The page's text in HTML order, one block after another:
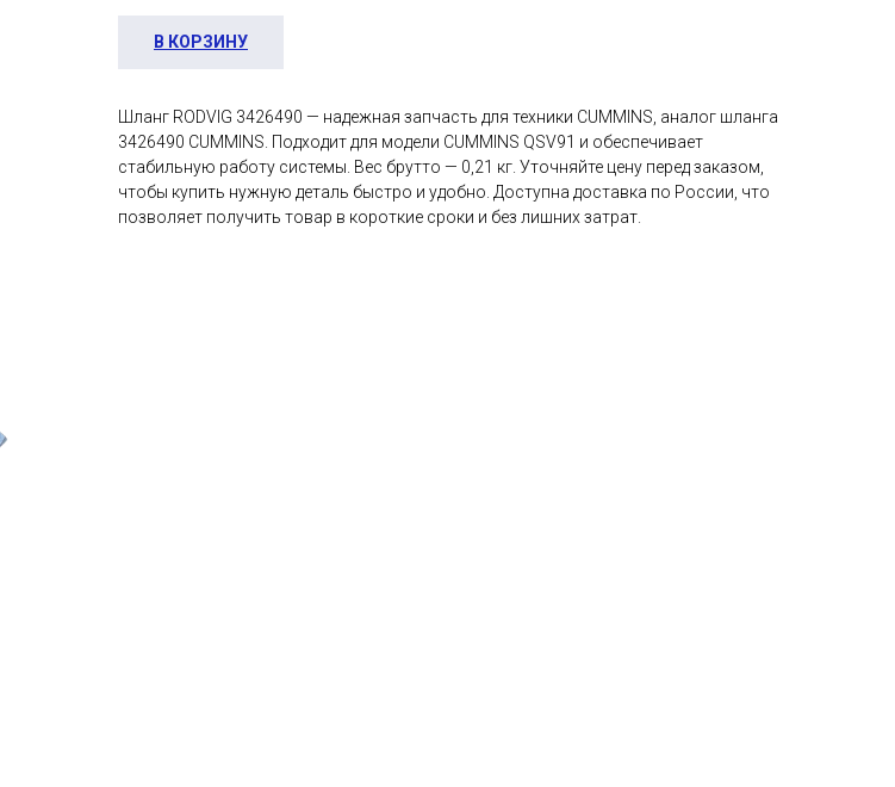
В КОРЗИНУ
Шланг RODVIG 3426490 — надежная запчасть для техники CUMMINS, аналог шланга
3426490 CUMMINS. Подходит для модели CUMMINS QSV91 и обеспечивает
стабильную работу системы. Вес брутто — 0,21 кг. Уточняйте цену перед заказом,
чтобы купить нужную деталь быстро и удобно. Доступна доставка по России, что
позволяет получить товар в короткие сроки и без лишних затрат.